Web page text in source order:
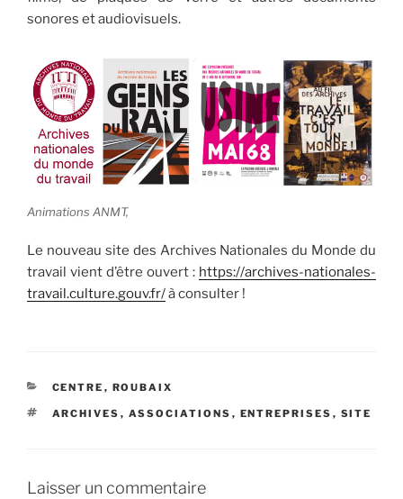
sonores et audiovisuels.
Animations ANMT,
Le nouveau site des Archives Nationales du Monde du
travail vient d’être ouvert : https://archives-nationales-
travail.culture.gouv.fr/à consulter !
CATÉGORIES
CENTRE , ROUBAIX
ÉTIQUETTES
ARCHIVES , ASSOCIATIONS , ENTREPRISES , SITE
Laisser un commentaire